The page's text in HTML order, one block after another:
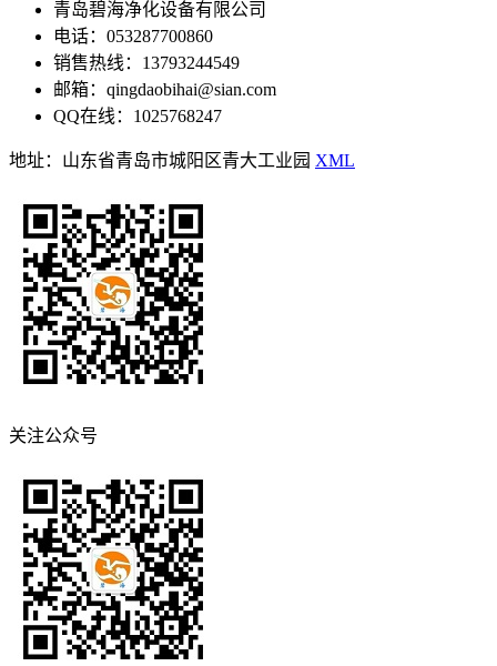
青岛碧海净化设备有限公司
电话：053287700860
销售热线：13793244549
邮箱：qingdaobihai@sian.com
QQ在线：1025768247
地址：山东省青岛市城阳区青大工业园 XML
关注公众号